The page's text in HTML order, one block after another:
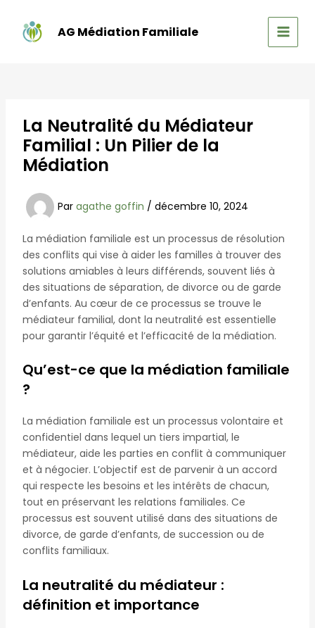
contenu
AG Médiation Familiale
MAIN
La Neutralité du Médiateur
Familial : Un Pilier de la
Médiation
Par agathe goffin / décembre 10, 2024
La médiation familiale est un processus de résolution
des conflits qui vise à aider les familles à trouver des
solutions amiables à leurs différends, souvent liés à
des situations de séparation, de divorce ou de garde
d’enfants. Au cœur de ce processus se trouve le
médiateur familial, dont la neutralité est essentielle
pour garantir l’équité et l’efficacité de la médiation.
Qu’est-ce que la médiation familiale
?
La médiation familiale est un processus volontaire et
confidentiel dans lequel un tiers impartial, le
médiateur, aide les parties en conflit à communiquer
et à négocier. L’objectif est de parvenir à un accord
qui respecte les besoins et les intérêts de chacun,
tout en préservant les relations familiales. Ce
processus est souvent utilisé dans des situations de
divorce, de garde d’enfants, de succession ou de
conflits familiaux.
La neutralité du médiateur :
définition et importance